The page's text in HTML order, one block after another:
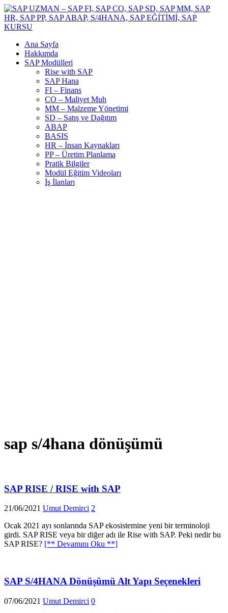
Ana Sayfa
Hakkımda
SAP Modülleri
Rise with SAP
SAP Hana
FI – Finans
CO – Maliyet Muh
MM – Malzeme Yönetimi
SD – Satış ve Dağıtım
ABAP
BASIS
HR – İnsan Kaynakları
PP – Üretim Planlama
Pratik Bilgiler
Modül Eğitim Videoları
İş İlanları
sap s/4hana dönüşümü
SAP RISE / RISE with SAP
21/06/2021 Umut Demirci 2
Ocak 2021 ayı sonlarında SAP ekosistemine yeni bir terminoloji
girdi. SAP RISE veya bir diğer adı ile Rise with SAP. Peki nedir bu
SAP RISE? [** Devamını Oku **]
SAP S/4HANA Dönüşümü Alt Yapı Seçenekleri
07/06/2021 Umut Demirci 0